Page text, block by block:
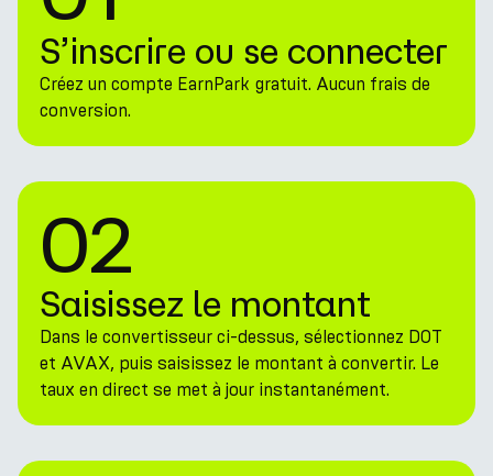
S’inscrire ou se connecter
Créez un compte EarnPark gratuit. Aucun frais de
conversion.
02
Saisissez le montant
Dans le convertisseur ci-dessus, sélectionnez DOT
et AVAX, puis saisissez le montant à convertir. Le
taux en direct se met à jour instantanément.